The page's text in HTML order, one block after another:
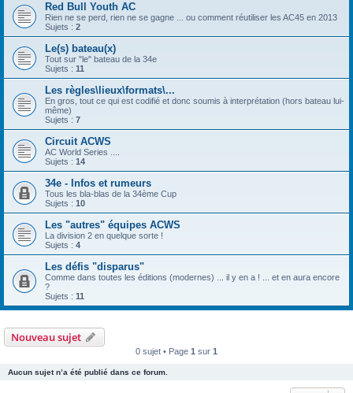
Red Bull Youth AC
Rien ne se perd, rien ne se gagne ... ou comment réutiliser les AC45 en 2013
Sujets : 2
Le(s) bateau(x)
Tout sur "le" bateau de la 34e
Sujets : 11
Les règles\lieux\formats\...
En gros, tout ce qui est codifié et donc soumis à interprétation (hors bateau lui-
même)
Sujets : 7
Circuit ACWS
AC World Series ....
Sujets : 14
34e - Infos et rumeurs
Tous les bla-blas de la 34ème Cup
Sujets : 10
Les "autres" équipes ACWS
La division 2 en quelque sorte !
Sujets : 4
Les défis "disparus"
Comme dans toutes les éditions (modernes) ... il y en a ! ... et en aura encore
?
Sujets : 11
Nouveau sujet
0 sujet • Page 1 sur 1
Aucun sujet n’a été publié dans ce forum.